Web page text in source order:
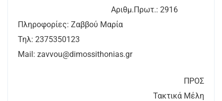
Αριθμ.Πρωτ.: 2916
Πληροφορίες: Ζαββού Μαρία
Τηλ: 2375350123
Mail: zavvou@dimossithonias.gr
ΠΡΟΣ
Τακτικά Μέλη